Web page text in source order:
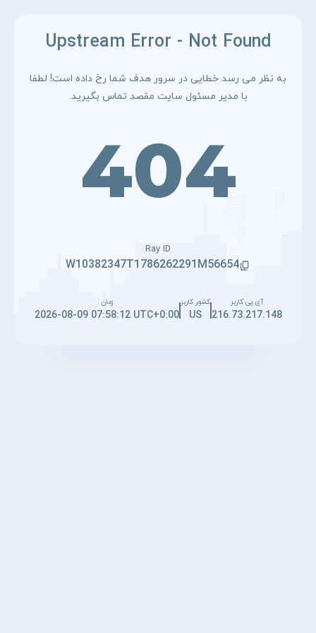
Upstream Error - Not Found
به نظر می رسد خطایی در سرور هدف شما رخ داده است! لطفا
با مدیر مسئول سایت مقصد تماس بگیرید.
404
Ray ID
W10382347T1786262291M56654
آی پی کاربر
216.73.217.148
کشور کاربر
US
زمان
2026-08-09 07:58:12 UTC+0:00